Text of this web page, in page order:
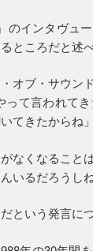
インタヴュ
ところだと述べ
オブ・サウン
て言われて
てきたからね」
なくなること
いるだろうし
という発言に